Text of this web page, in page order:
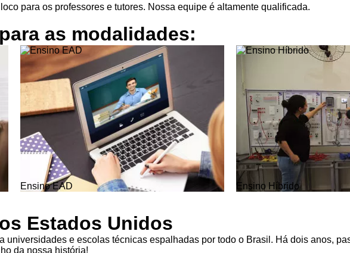
para os professores e tutores. Nossa equipe é altamente qualificada.
as modalidades:
Ensino EAD Ensino Híbrido
Estados Unidos
e escolas técnicas espalhadas por todo o Brasil. Há dois anos,
da nossa história!